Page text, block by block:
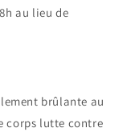
au lieu de
brûlante au
corps lutte contre